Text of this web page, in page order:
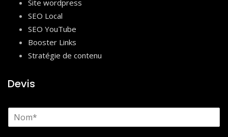
Site wordpress
SEO Local
SEO YouTube
Booster Links
Stratégie de contenu
Devis